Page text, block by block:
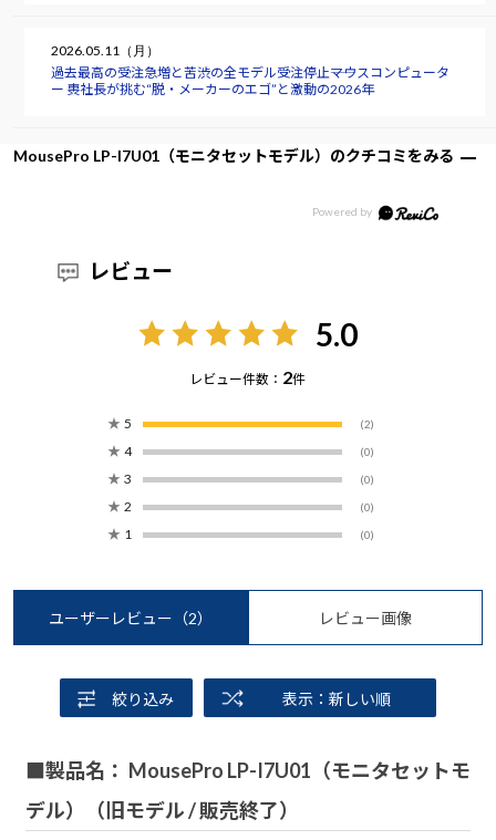
2026.05.11（月）
過去最高の受注急増と苦渋の全モデル受注停止――マウスコンピュータ
ー 軣社長が挑む“脱・メーカーのエゴ”と激動の2026年
MousePro LP-I7U01（モニタセットモデル）のクチコミをみる
レビュー
5.0
レビュー件数： 2件
★ 5 (2)
★ 4 (0)
★ 3 (0)
★ 2 (0)
★ 1 (0)
ユーザーレビュー （2） レビュー画像
絞り込み 表示：新しい順
■製品名： MousePro LP-I7U01（モニタセットモ
デル）（旧モデル / 販売終了）